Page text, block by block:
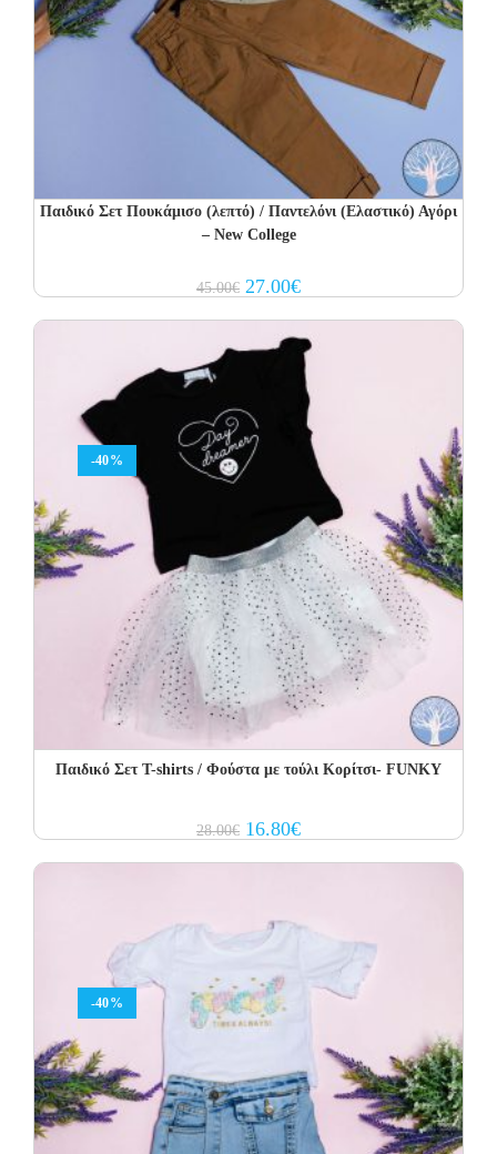
Παιδικό Σετ Πουκάμισο (λεπτό) / Παντελόνι (Ελαστικό) Αγόρι
– New College
45.00€ Original
price
27.00€Current
price
-40%
Παιδικό Σετ Τ-shirts / Φούστα με τούλι Κορίτσι- FUNKY
28.00€ Original
price
16.80€Current
price
-40%